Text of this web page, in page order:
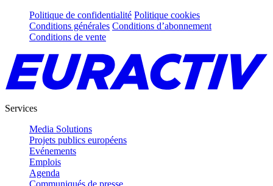
Politique de confidentialité Politique cookies
Conditions générales Conditions d’abonnement
Conditions de vente
Services
Media Solutions
Projets publics européens
Evénements
Emplois
Agenda
Communiqués de presse